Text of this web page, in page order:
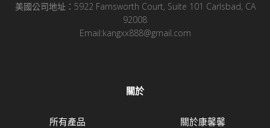
美國公司地址：5922 Farnsworth Court, Suite 101 Carlsbad, CA
92008
Email:kangxx888@gmail.com
關於
所有產品
關於康馨馨